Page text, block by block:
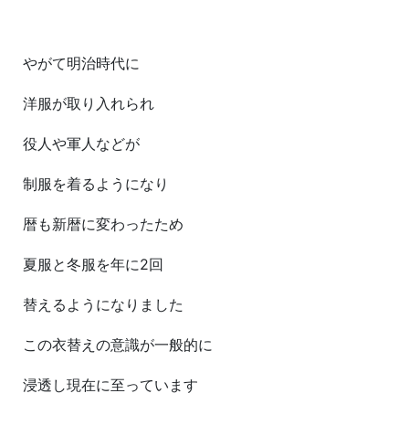
やがて明治時代に
洋服が取り入れられ
役人や軍人などが
制服を着るようになり
暦も新暦に変わったため
夏服と冬服を年に2回
替えるようになりました
この衣替えの意識が一般的に
浸透し現在に至っています